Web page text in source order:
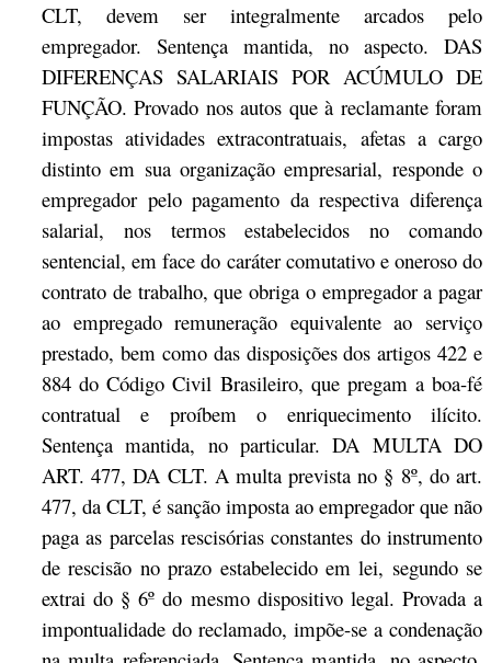
CLT, devem ser integralmente arcados pelo
empregador. Sentença mantida, no aspecto. DAS
DIFERENÇAS SALARIAIS POR ACÚMULO DE
FUNÇÃO. Provado nos autos que à reclamante foram
impostas atividades extracontratuais, afetas a cargo
distinto em sua organização empresarial, responde o
empregador pelo pagamento da respectiva diferença
salarial, nos termos estabelecidos no comando
sentencial, em face do caráter comutativo e oneroso do
contrato de trabalho, que obriga o empregador a pagar
ao empregado remuneração equivalente ao serviço
prestado, bem como das disposições dos artigos 422 e
884 do Código Civil Brasileiro, que pregam a boa-fé
contratual e proíbem o enriquecimento ilícito.
Sentença mantida, no particular. DA MULTA DO
ART. 477, DA CLT. A multa prevista no § 8º, do art.
477, da CLT, é sanção imposta ao empregador que não
paga as parcelas rescisórias constantes do instrumento
de rescisão no prazo estabelecido em lei, segundo se
extrai do § 6º do mesmo dispositivo legal. Provada a
impontualidade do reclamado, impõe-se a condenação